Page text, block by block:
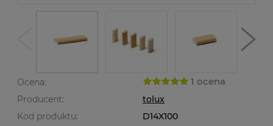
Ocena: 1 ocena
Producent:
tolux
Kod produktu:
D14X100